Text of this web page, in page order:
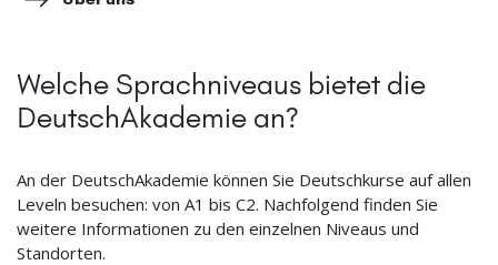
Welche Sprachniveaus bietet die
DeutschAkademie an?
An der DeutschAkademie können Sie Deutschkurse auf allen
Leveln besuchen: von A1 bis C2. Nachfolgend finden Sie
weitere Informationen zu den einzelnen Niveaus und
Standorten.